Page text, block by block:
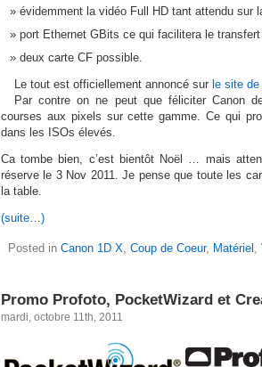
évidemment la vidéo Full HD tant attendu sur
port Ethernet GBits ce qui facilitera le
deux carte CF possible.
Le tout est officiellement annoncé sur le site
Par contre on ne peut que féliciter Canon
courses aux pixels sur cette gamme. Ce qui
dans les ISOs élevés.
Ca tombe bien, c’est bientôt Noël … mais
réserve le 3 Nov 2011. Je pense que toute les
la table.
(suite…)
Posted in Canon 1D X, Coup de Coeur, Matériel ,
Promo Profoto, PocketWizard et
mardi, octobre 11th, 2011